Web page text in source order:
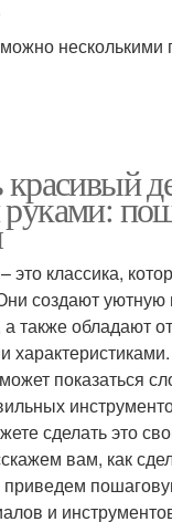
несколькими
красивый
классика,
создают уютную
также обладают
показаться
сделать это
вам, как
и